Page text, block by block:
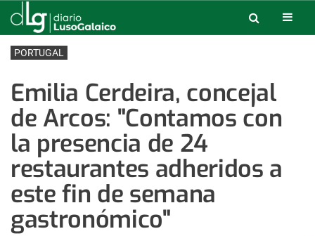
PORTUGAL
Emilia Cerdeira, concejal
de Arcos: "Contamos con
la presencia de 24
restaurantes adheridos a
este fin de semana
gastronómico"